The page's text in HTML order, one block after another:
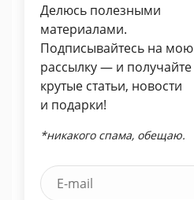
Делюсь полезными
материалами.
Подписывайтесь на мою
рассылку — и получайте
крутые статьи, новости
и подарки!
*никакого спама, обещаю.